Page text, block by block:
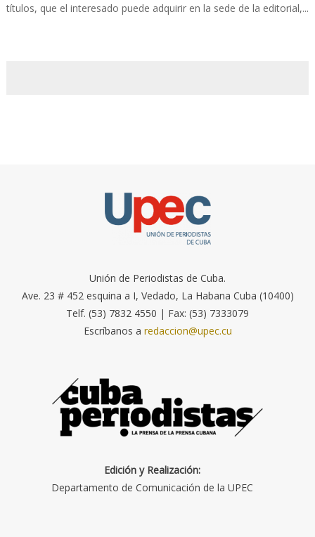
títulos, que el interesado puede adquirir en la sede de la editorial,...
Unión de Periodistas de Cuba.
Ave. 23 # 452 esquina a I, Vedado, La Habana Cuba (10400)
Telf. (53) 7832 4550 | Fax: (53) 7333079
Escríbanos a redaccion@upec.cu
Edición y Realización:
Departamento de Comunicación de la UPEC